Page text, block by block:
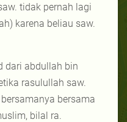
tidak pernah lagi
karena beliau saw.
dari abdullah bin
rasulullah saw.
bersama
bilal ra.